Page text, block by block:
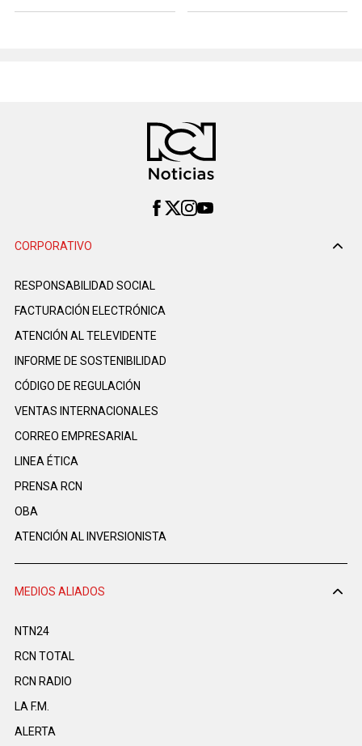
CORPORATIVO
RESPONSABILIDAD SOCIAL
FACTURACIÓN ELECTRÓNICA
ATENCIÓN AL TELEVIDENTE
INFORME DE SOSTENIBILIDAD
CÓDIGO DE REGULACIÓN
VENTAS INTERNACIONALES
CORREO EMPRESARIAL
LINEA ÉTICA
PRENSA RCN
OBA
ATENCIÓN AL INVERSIONISTA
MEDIOS ALIADOS
NTN24
RCN TOTAL
RCN RADIO
LA F.M.
ALERTA